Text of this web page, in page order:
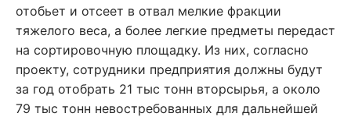
отобьет и отсеет в отвал мелкие фракции
тяжелого веса, а более легкие предметы передаст
на сортировочную площадку. Из них, согласно
проекту, сотрудники предприятия должны будут
за год отобрать 21 тыс тонн вторсырья, а около
79 тыс тонн невостребованных для дальнейшей